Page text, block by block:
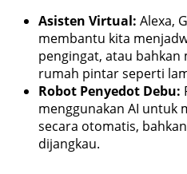
Asisten Virtual: Alexa,
membantu kita
pengingat, atau
rumah pintar seperti
Robot Penyedot Debu:
menggunakan AI untuk
secara otomatis,
dijangkau.